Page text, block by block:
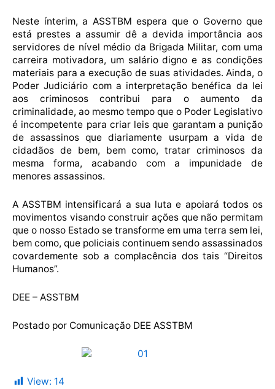
Neste ínterim, a ASSTBM espera que o Governo que
está prestes a assumir dê a devida importância aos
servidores de nível médio da Brigada Militar, com uma
carreira motivadora, um salário digno e as condições
materiais para a execução de suas atividades. Ainda, o
Poder Judiciário com a interpretação benéfica da lei
aos criminosos contribui para o aumento da
criminalidade, ao mesmo tempo que o Poder Legislativo
é incompetente para criar leis que garantam a punição
de assassinos que diariamente usurpam a vida de
cidadãos de bem, bem como, tratar criminosos da
mesma forma, acabando com a impunidade de
menores assassinos.
A ASSTBM intensificará a sua luta e apoiará todos os
movimentos visando construir ações que não permitam
que o nosso Estado se transforme em uma terra sem lei,
bem como, que policiais continuem sendo assassinados
covardemente sob a complacência dos tais “Direitos
Humanos”.
DEE – ASSTBM
Postado por Comunicação DEE ASSTBM
View: 14